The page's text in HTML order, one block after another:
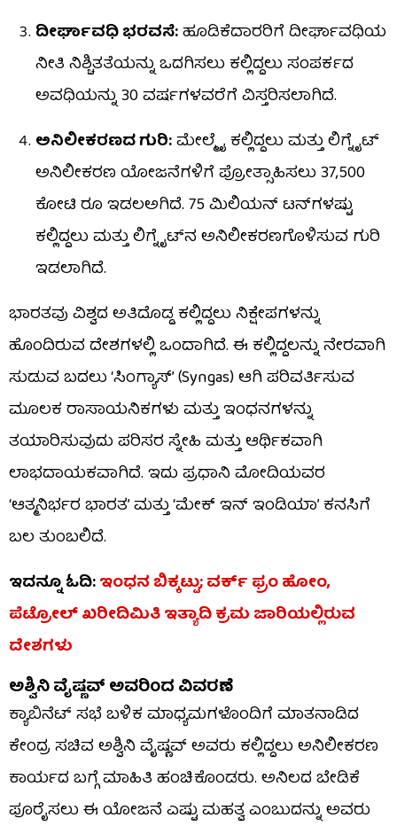
ದೀರ್ಘಾವಧಿ ಭರವಸೆ:ಹೂಡಿಕೆದಾರರಿಗೆ ದೀರ್ಘಾವಧಿಯ
ನೀತಿ ನಿಶ್ಚಿತತೆಯನ್ನು ಒದಗಿಸಲು ಕಲ್ಲಿದ್ದಲು ಸಂಪರ್ಕದ
ಅವಧಿಯನ್ನು 30 ವರ್ಷಗಳವರೆಗೆ ವಿಸ್ತರಿಸಲಾಗಿದೆ.
ಅನಿಲೀಕರಣದ ಗುರಿ:ಮೇಲ್ಮೈ ಕಲ್ಲಿದ್ದಲು ಮತ್ತು ಲಿಗ್ನೈಟ್
ಅನಿಲೀಕರಣ ಯೋಜನೆಗಳಿಗೆ ಪ್ರೋತ್ಸಾಹಿಸಲು 37,500
ಕೋಟಿ ರೂ ಇಡಲಅಗಿದೆ. 75 ಮಿಲಿಯನ್ ಟನ್​ಗಳಷ್ಟು
ಕಲ್ಲಿದ್ದಲು ಮತ್ತು ಲಿಗ್ನೈಟ್​ನ ಅನಿಲೀಕರಣಗೊಳಿಸುವ ಗುರಿ
ಇಡಲಾಗಿದೆ.
ಭಾರತವು ವಿಶ್ವದ ಅತಿದೊಡ್ಡ ಕಲ್ಲಿದ್ದಲು ನಿಕ್ಷೇಪಗಳನ್ನು
ಹೊಂದಿರುವ ದೇಶಗಳಲ್ಲಿ ಒಂದಾಗಿದೆ. ಈ ಕಲ್ಲಿದ್ದಲನ್ನು ನೇರವಾಗಿ
ಸುಡುವ ಬದಲು ‘ಸಿಂಗ್ಯಾಸ್’ (Syngas) ಆಗಿ ಪರಿವರ್ತಿಸುವ
ಮೂಲಕ ರಾಸಾಯನಿಕಗಳು ಮತ್ತು ಇಂಧನಗಳನ್ನು
ತಯಾರಿಸುವುದು ಪರಿಸರ ಸ್ನೇಹಿ ಮತ್ತು ಆರ್ಥಿಕವಾಗಿ
ಲಾಭದಾಯಕವಾಗಿದೆ. ಇದು ಪ್ರಧಾನಿ ಮೋದಿಯವರ
‘ಆತ್ಮನಿರ್ಭರ ಭಾರತ’ ಮತ್ತು ‘ಮೇಕ್ ಇನ್ ಇಂಡಿಯಾ’ ಕನಸಿಗೆ
ಬಲ ತುಂಬಲಿದೆ.
ಇದನ್ನೂ ಓದಿ:ಇಂಧನ ಬಿಕ್ಕಟ್ಟು; ವರ್ಕ್ ಫ್ರಂ ಹೋಂ,
ಪೆಟ್ರೋಲ್ ಖರೀದಿಮಿತಿ ಇತ್ಯಾದಿ ಕ್ರಮ ಜಾರಿಯಲ್ಲಿರುವ
ದೇಶಗಳು
ಅಶ್ವಿನಿ ವೈಷ್ಣವ್ ಅವರಿಂದ ವಿವರಣೆ
ಕ್ಯಾಬಿನೆಟ್ ಸಭೆ ಬಳಿಕ ಮಾಧ್ಯಮಗಳೊಂದಿಗೆ ಮಾತನಾಡಿದ
ಕೇಂದ್ರ ಸಚಿವ ಅಶ್ವಿನಿ ವೈಷ್ಣವ್ ಅವರು ಕಲ್ಲಿದ್ದಲು ಅನಿಲೀಕರಣ
ಕಾರ್ಯದ ಬಗ್ಗೆ ಮಾಹಿತಿ ಹಂಚಿಕೊಂಡರು. ಅನಿಲದ ಬೇಡಿಕೆ
ಪೂರೈಸಲು ಈ ಯೋಜನೆ ಎಷ್ಟು ಮಹತ್ವ ಎಂಬುದನ್ನು ಅವರು